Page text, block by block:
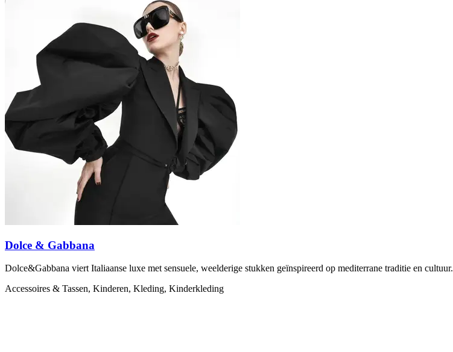
Dolce & Gabbana
Dolce&Gabbana viert Italiaanse luxe met sensuele, weelderige stukken geïnspireerd op mediterrane traditie en cultuur.
Accessoires & Tassen, Kinderen, Kleding, Kinderkleding